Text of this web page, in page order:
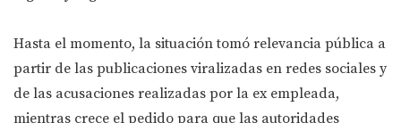
Hasta el momento, la situación tomó relevancia pública a
partir de las publicaciones viralizadas en redes sociales y
de las acusaciones realizadas por la ex empleada,
mientras crece el pedido para que las autoridades